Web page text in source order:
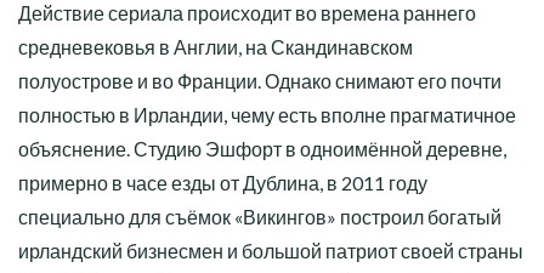
Действие сериала происходит во времена раннего
средневековья в Англии, на Скандинавском
полуострове и во Франции. Однако снимают его почти
полностью в Ирландии, чему есть вполне прагматичное
объяснение. Студию Эшфорт в одноимённой деревне,
примерно в часе езды от Дублина, в 2011 году
специально для съёмок «Викингов» построил богатый
ирландский бизнесмен и большой патриот своей страны